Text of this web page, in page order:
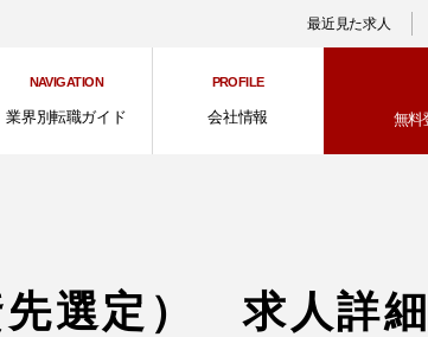
最近見た求人
NAVIGATION
業界別転職ガイド
PROFILE
会社情報 無料
選定） 求人詳